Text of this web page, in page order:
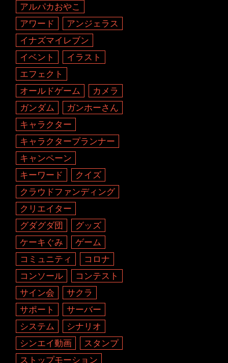
アルパカおやこ
アワード
アンジェラス
イナズマイレブン
イベント
イラスト
エフェクト
オールドゲーム
カメラ
ガンダム
ガンホーさん
キャラクター
キャラクタープランナー
キャンペーン
キーワード
クイズ
クラウドファンディング
クリエイター
グダグダ団
グッズ
ケーキぐみ
ゲーム
コミュニティ
コロナ
コンソール
コンテスト
サイン会
サクラ
サポート
サーバー
システム
シナリオ
シンエイ動画
スタンプ
ストップモーション